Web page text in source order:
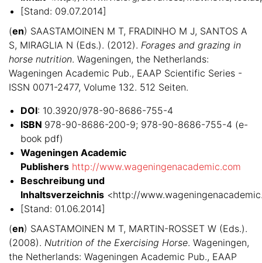
[Stand: 09.07.2014]
(en) SAASTAMOINEN M T, FRADINHO M J, SANTOS A
S, MIRAGLIA N (Eds.). (2012). Forages and grazing in
horse nutrition. Wageningen, the Netherlands:
Wageningen Academic Pub., EAAP Scientific Series -
ISSN 0071-2477, Volume 132. 512 Seiten.
DOI: 10.3920/978-90-8686-755-4
ISBN 978-90-8686-200-9; 978-90-8686-755-4 (e-
book pdf)
Wageningen Academic
Publishers http://www.wageningenacademic.com
Beschreibung und
Inhaltsverzeichnis <http://
[Stand: 01.06.2014]
(en) SAASTAMOINEN M T, MARTIN-ROSSET W (Eds.).
(2008). Nutrition of the Exercising Horse. Wageningen,
the Netherlands: Wageningen Academic Pub., EAAP